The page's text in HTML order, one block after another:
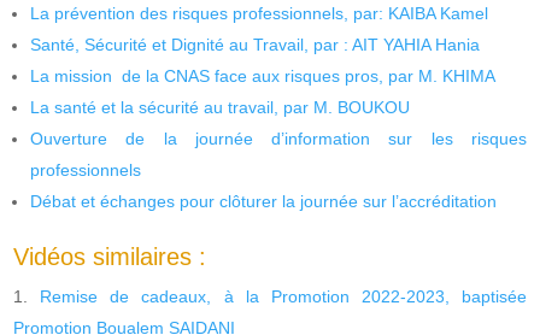
La prévention des risques professionnels, par: KAIBA Kamel
Santé, Sécurité et Dignité au Travail, par : AIT YAHIA Hania
La mission de la CNAS face aux risques pros, par M. KHIMA
La santé et la sécurité au travail, par M. BOUKOU
Ouverture de la journée d’information sur les risques
professionnels
Débat et échanges pour clôturer la journée sur l’accréditation
Vidéos similaires :
Remise de cadeaux, à la Promotion 2022-2023, baptisée
Promotion Boualem SAIDANI